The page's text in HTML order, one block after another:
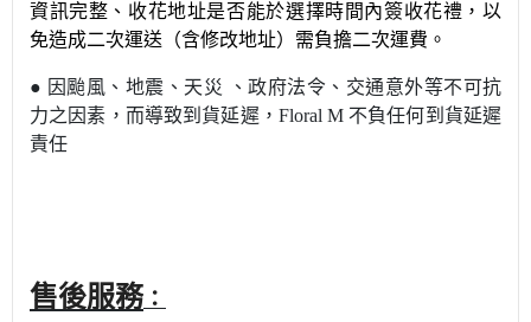
資訊完整、收花地址是否能於選擇時間內簽收花禮，以
免造成二次運送（含修改地址）需負擔二次運費。
● 因颱風、地震、天災 、政府法令、交通意外等不可抗
力之因素，而導致到貨延遲， Floral M不負任何到貨延遲
責任
售後服務 ：